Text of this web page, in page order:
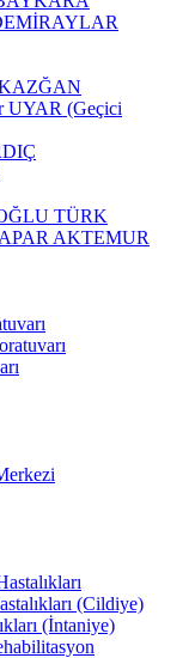
KAZĞAN
UYAR (Geçici
TÜRK
AKTEMUR
(Cildiye)
(İntaniye)